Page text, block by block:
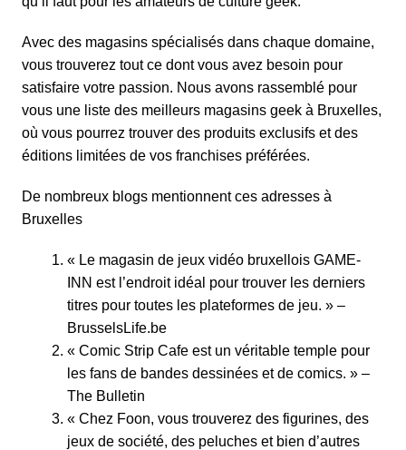
Avec des magasins spécialisés dans chaque domaine,
vous trouverez tout ce dont vous avez besoin pour
satisfaire votre passion. Nous avons rassemblé pour
vous une liste des meilleurs magasins geek à Bruxelles,
où vous pourrez trouver des produits exclusifs et des
éditions limitées de vos franchises préférées.
De nombreux blogs mentionnent ces adresses à
Bruxelles
« Le magasin de jeux vidéo bruxellois GAME-
INN est l’endroit idéal pour trouver les derniers
titres pour toutes les plateformes de jeu. » –
BrusselsLife.be
« Comic Strip Cafeest un véritable temple pour
les fans de bandes dessinées et de comics. » –
The Bulletin
« Chez Foon, vous trouverez des figurines, des
jeux de société, des peluches et bien d’autres